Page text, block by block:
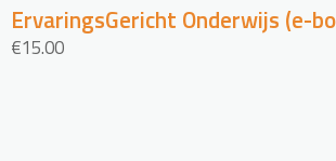
ErvaringsGericht Onderwijs (e-
€15.00